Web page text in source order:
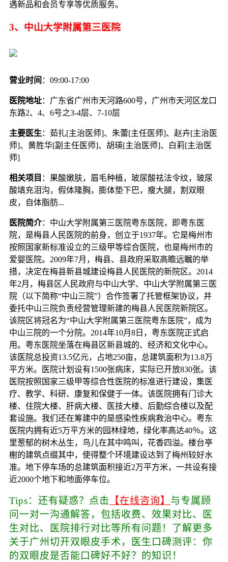
遇新品和会员专享等优质服务。
3、中山大学附属第三医院
营业时间 ：09:00-17:00
医院地址：广东省广州市天河路600号，广州市天河区龙口
东路2、4、6号之3-4层、7-10层
主要医生 ：茹扎[主治医师]、朱蕾[主任医师]、赵卉[主治医
师]、黄胜华[副主任医师]、胡瑛[主治医师]、白莉[主治医
师]
相关项目 ：果酸嫩肤，眉毛种植，玻尿酸祛法令纹，玻尿
酸填充泪沟，假体隆胸，膨体垫下巴，瘦大腿，割双眼
皮，自体脂肪...
医院简介：中山大学附属第三医院粤东医院，即粤东医
院，是梅县人民医院的前身，创立于1937年。它是梅州市
按照国家新标准设立的三级甲等综合医院，也是梅州市的
爱婴医院。2009年7月，梅县、县政府采取高瞻远瞩的举
措，决定在梅县新县城建设梅县人民医院的新院区。2014
年2月，梅县区人民政府与中山大学、中山大学附属第三医
院（以下简称“中山三院”）合作签署了托管框架协议，并
委托中山三院负责经营管理新建的梅县人民医院新院区。
该院区将冠名为“中山大学附属第三医院粤东医院”，成为
中山三院的一个分院。2014年10月8日，粤东医院正式启
用。粤东医院坐落在梅县区新县城的、经济和文化中心。
该医院总投资13.5亿元，占地250亩，总建筑面积为13.8万
平方米。医院计划设有1500张病床，实际已开放830张。该
医院按照国家三级甲等综合性医院的标准进行建设，集医
疗、教学、科研、康复和保健于一体。该医院拥有门诊大
楼、住院大楼、肝病大楼、医技大楼、后勤综合楼以及配
套设施。我们还在筹建中的是感染性疾病救治中心。粤东
医院内拥有近5万平方米的园林绿地，绿化率高达40％。这
里葱郁的树木丛生，鸟儿在其中鸣叫，花香四溢。楼台亭
榭的建筑点缀其中，使得整个环境建设达到了梅州较好水
准。地下停车场的总建筑面积接近2万平方米，一共设有接
近2000个地下和地面停车位。
Tips：还有疑惑？点击 【在线咨询】 与专属顾
问一对一沟通解答，包括收费、效果对比、医
生对比、医院排行对比等所有问题！了解更多
关于广州切开双眼皮手术，医生口碑测评：你
的双眼皮是否能口碑好不好？的知识！